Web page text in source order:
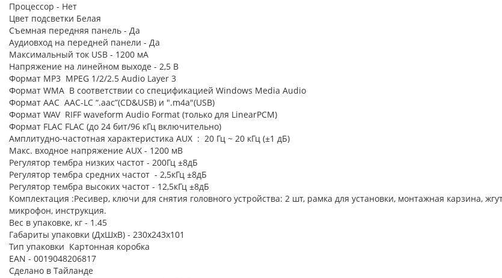
Процессор - Нет
Цвет подсветки Белая
Cъемная передняя панель - Да
Аудиовход на передней панели - Да
Максимальный ток USB - 1200 мА
Напряжение на линейном выходе - 2,5 В
Формат MP3 MPEG 1/2/2.5 Audio Layer 3
Формат WMA В соответствии со спецификацией Windows Media Audio
Формат AAC AAC-LC “.aac”(CD&USB) и ".m4a"(USB)
Формат WAV RIFF waveform Audio Format (только для LinearPCM)
Формат FLAC FLAC (до 24 бит/96 кГц включительно)
Амплитудно-частотная характеристика AUX : 20 Гц ~ 20 кГц (±1 дБ)
Макс. входное напряжение AUX - 1200 мВ
Регулятор тембра низких частот - 200Гц ±8дБ
Регулятор тембра средних частот - 2,5кГц ±8дБ
Регулятор тембра высоких частот - 12,5кГц ±8дБ
Комплектация :Ресивер, ключи для снятия головного устройства: 2 шт, рамка для установки, монтажная карзина,
микрофон, инструкция.
Вес в упаковке, кг - 1.45
Габариты упаковки (ДхШхВ) - 230x243x101
Тип упаковки Картонная коробка
EAN - 0019048206817
Сделано в Тайланде